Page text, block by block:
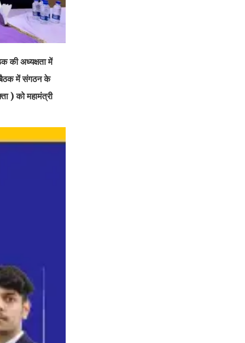
की अध्यक्षता में
बैठक में संगठन के
) को महामंत्री